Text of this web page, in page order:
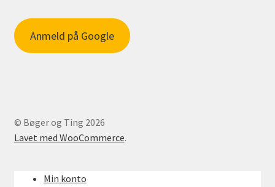
Anmeld på Google
© Bøger og Ting 2026
Lavet med WooCommerce.
Min konto